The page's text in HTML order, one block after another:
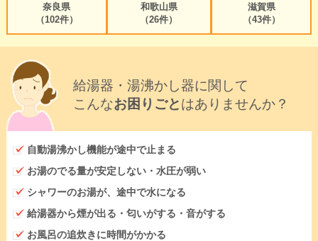
奈良県
（102件）
和歌山県
（26件）
滋賀県
（43件）
給湯器・湯沸かし器に関して
こんなお困りごとはありませんか？
自動湯沸かし機能が途中で止まる
お湯のでる量が安定しない・水圧が弱い
シャワーのお湯が、途中で水になる
給湯器から煙が出る・匂いがする・音がする
お風呂の追炊きに時間がかかる